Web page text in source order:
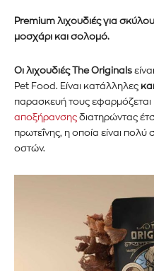
Premium λιχουδιές για
μοσχάρι και σολομό.
Οι λιχουδιέςThe Originals είναι
Pet Food. Είναι κατάλληλες
παρασκευή τους εφαρμόζεται
αποξήρανσης διατηρώντας
πρωτεΐνης, η οποία είναι πολύ
οστών.